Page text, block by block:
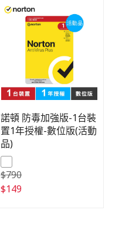
諾頓 防毒加強版-1台裝
置1年授權-數位版(活動
品)
$790
$149